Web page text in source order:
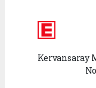
Kervansaray